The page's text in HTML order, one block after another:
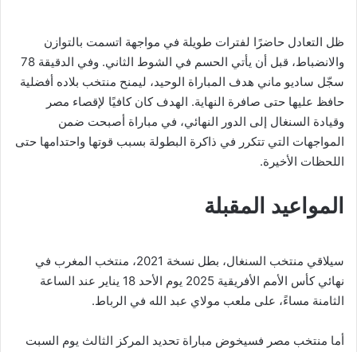
ظل التعادل حاضرًا لفترات طويلة في مواجهة اتسمت بالتوازن
والانضباط، قبل أن يأتي الحسم في الشوط الثاني. وفي الدقيقة 78
سجّل ساديو ماني هدف المباراة الوحيد، ليمنح منتخب بلاده أفضلية
حافظ عليها حتى صافرة النهاية. الهدف كان كافيًا لإقصاء مصر
وقيادة السنغال إلى الدور النهائي، في مباراة أصبحت ضمن
المواجهات التي تتكرر في ذاكرة البطولة بسبب قوتها واحتدامها حتى
اللحظات الأخيرة.
المواعيد المقبلة
سيلاقي منتخب السنغال، بطل نسخة 2021، منتخب المغرب في
نهائي كأس الأمم الأفريقية 2025 يوم الأحد 18 يناير عند الساعة
الثامنة مساءً، على ملعب مولاي عبد الله في الرباط.
أما منتخب مصر فسيخوض مباراة تحديد المركز الثالث يوم السبت